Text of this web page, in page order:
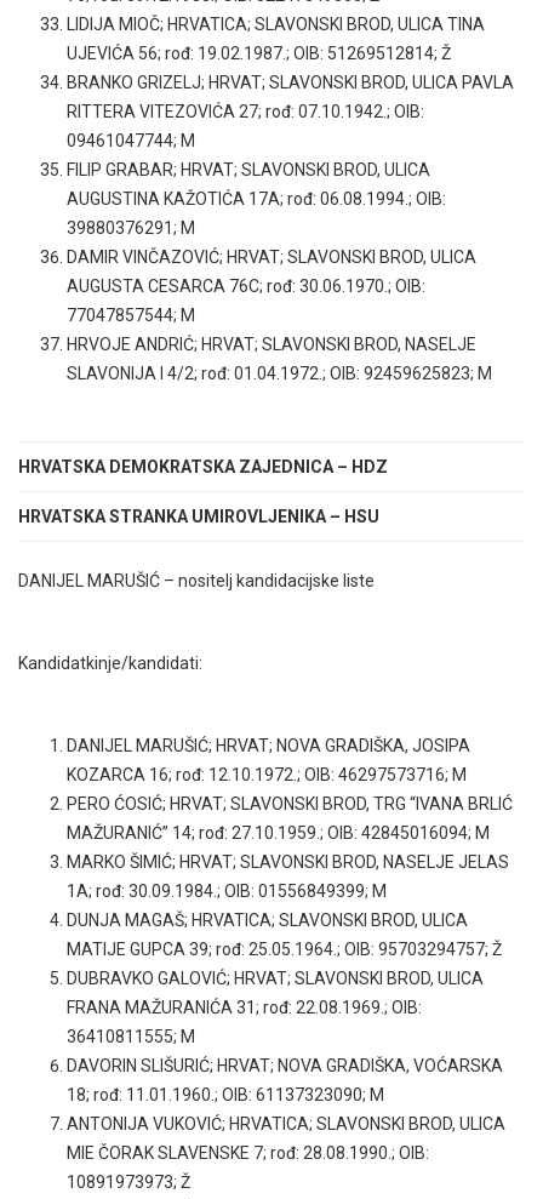
LIDIJA MIOČ; HRVATICA; SLAVONSKI BROD, ULICA TINA
UJEVIĆA 56; rođ: 19.02.1987.; OIB: 51269512814; Ž
BRANKO GRIZELJ; HRVAT; SLAVONSKI BROD, ULICA PAVLA
RITTERA VITEZOVIĆA 27; rođ: 07.10.1942.; OIB:
09461047744; M
FILIP GRABAR; HRVAT; SLAVONSKI BROD, ULICA
AUGUSTINA KAŽOTIĆA 17A; rođ: 06.08.1994.; OIB:
39880376291; M
DAMIR VINČAZOVIĆ; HRVAT; SLAVONSKI BROD, ULICA
AUGUSTA CESARCA 76C; rođ: 30.06.1970.; OIB:
77047857544; M
HRVOJE ANDRIĆ; HRVAT; SLAVONSKI BROD, NASELJE
SLAVONIJA I 4/2; rođ: 01.04.1972.; OIB: 92459625823; M
HRVATSKA DEMOKRATSKA ZAJEDNICA – HDZ
HRVATSKA STRANKA UMIROVLJENIKA – HSU
DANIJEL MARUŠIĆ – nositelj kandidacijske liste
Kandidatkinje/kandidati:
DANIJEL MARUŠIĆ; HRVAT; NOVA GRADIŠKA, JOSIPA
KOZARCA 16; rođ: 12.10.1972.; OIB: 46297573716; M
PERO ĆOSIĆ; HRVAT; SLAVONSKI BROD, TRG “IVANA BRLIĆ
MAŽURANIĆ” 14; rođ: 27.10.1959.; OIB: 42845016094; M
MARKO ŠIMIĆ; HRVAT; SLAVONSKI BROD, NASELJE JELAS
1A; rođ: 30.09.1984.; OIB: 01556849399; M
DUNJA MAGAŠ; HRVATICA; SLAVONSKI BROD, ULICA
MATIJE GUPCA 39; rođ: 25.05.1964.; OIB: 95703294757; Ž
DUBRAVKO GALOVIĆ; HRVAT; SLAVONSKI BROD, ULICA
FRANA MAŽURANIĆA 31; rođ: 22.08.1969.; OIB:
36410811555; M
DAVORIN SLIŠURIĆ; HRVAT; NOVA GRADIŠKA, VOĆARSKA
18; rođ: 11.01.1960.; OIB: 61137323090; M
ANTONIJA VUKOVIĆ; HRVATICA; SLAVONSKI BROD, ULICA
MIE ČORAK SLAVENSKE 7; rođ: 28.08.1990.; OIB:
10891973973; Ž